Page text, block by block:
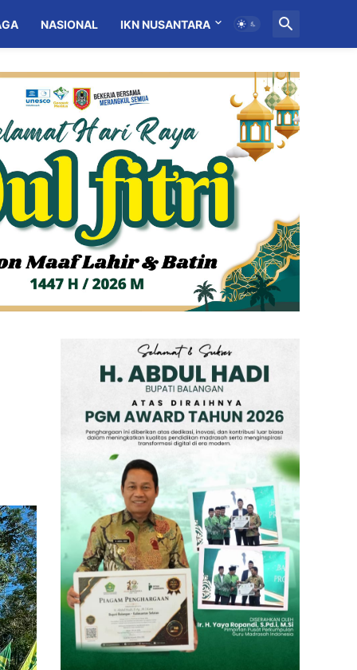
NASIONAL IKN NUSANTARA MITRA